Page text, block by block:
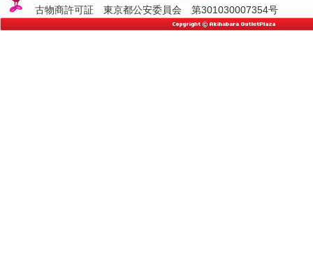
古物商許可証 東京都公安委員会 第301030007354号